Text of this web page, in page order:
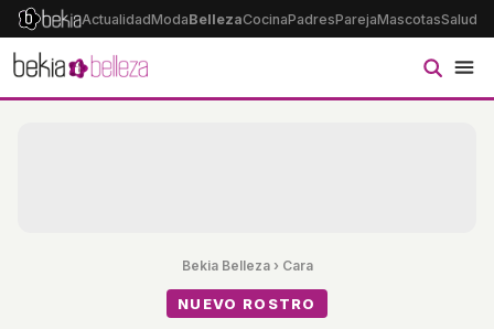
ActualidadModaBellezaCocinaPadresParejaMascotasSalud
Bekia Belleza› Cara
NUEVO ROSTRO